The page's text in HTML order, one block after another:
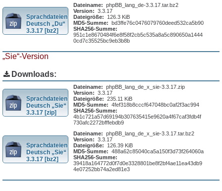
Sprachdateien
Deutsch „Du“
3.3.17 [bz2]
Dateiname: phpBB_lang_de-3.3.17.tar.bz2
Version: 3.3.17
Dateigröße:
126.3 KiB
MD5-Summe: bd3ffe76c0476079760deed532ca5b90
SHA256-Summe:
951c1e8670484f6e8f58f2cb5c535a8a5c890650a1444
0cd7c35525bc9eb3b8b
„Sie“-Version
Downloads:
Sprachdateien
Deutsch „Sie“
3.3.17 [zip]
Dateiname: phpBB_lang_de_x_sie-3.3.17.zip
Version: 3.3.17
Dateigröße: 235.11 KiB
MD5-Summe: 4fef318b8cccf647048bc0af2f3ac994
SHA256-Summe:
4b1c721a57d69194b307635415e9620a4f67caf3fdb4f
730afc2272bfffebdb9
Sprachdateien
Deutsch „Sie“
3.3.17 [bz2]
Dateiname: phpBB_lang_de_x_sie-3.3.17.tar.bz2
Version: 3.3.17
Dateigröße:
126.39 KiB
MD5-Summe: 488a62c85040ca5a150f3d73f264060a
SHA256-Summe:
39418a164772d0f7d0e3328801be8f2bf4ae11ea43db9
4e07252bb74a2ed81e3